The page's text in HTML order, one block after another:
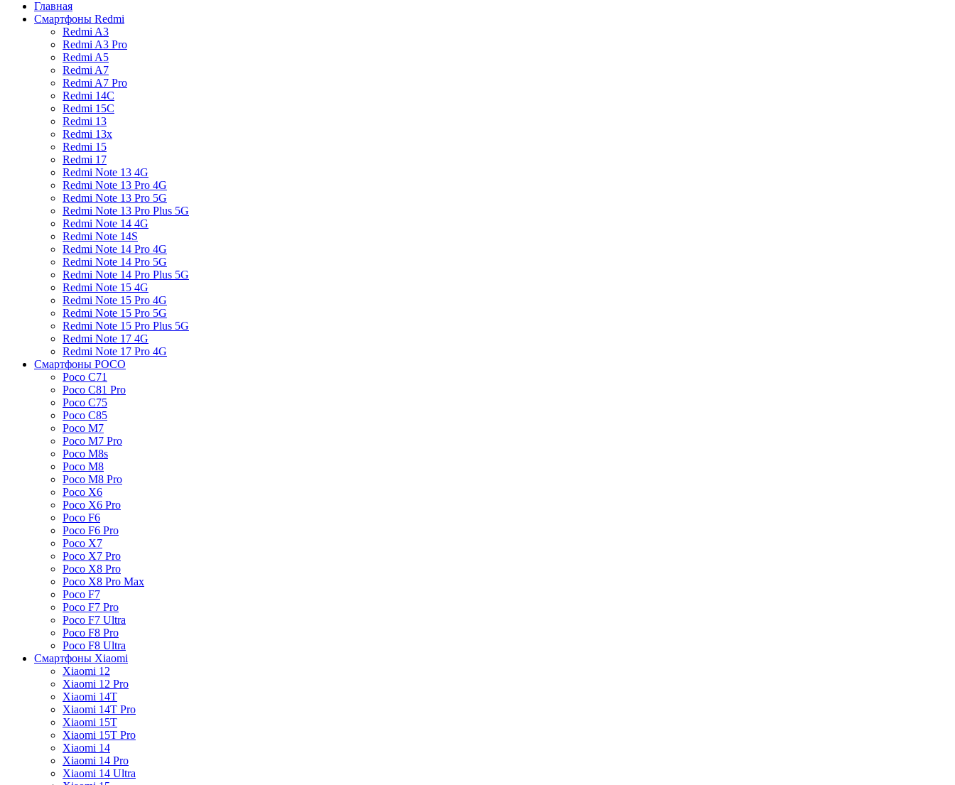
Главная
Смартфоны Redmi
Redmi A3
Redmi A3 Pro
Redmi A5
Redmi A7
Redmi A7 Pro
Redmi 14C
Redmi 15C
Redmi 13
Redmi 13x
Redmi 15
Redmi 17
Redmi Note 13 4G
Redmi Note 13 Pro 4G
Redmi Note 13 Pro 5G
Redmi Note 13 Pro Plus 5G
Redmi Note 14 4G
Redmi Note 14S
Redmi Note 14 Pro 4G
Redmi Note 14 Pro 5G
Redmi Note 14 Pro Plus 5G
Redmi Note 15 4G
Redmi Note 15 Pro 4G
Redmi Note 15 Pro 5G
Redmi Note 15 Pro Plus 5G
Redmi Note 17 4G
Redmi Note 17 Pro 4G
Смартфоны POCO
Poco C71
Poco C81 Pro
Poco C75
Poco C85
Poco M7
Poco M7 Pro
Poco M8s
Poco M8
Poco M8 Pro
Poco X6
Poco X6 Pro
Poco F6
Poco F6 Pro
Poco X7
Poco X7 Pro
Poco X8 Pro
Poco X8 Pro Max
Poco F7
Poco F7 Pro
Poco F7 Ultra
Poco F8 Pro
Poco F8 Ultra
Смартфоны Xiaomi
Xiaomi 12
Xiaomi 12 Pro
Xiaomi 14T
Xiaomi 14T Pro
Xiaomi 15T
Xiaomi 15T Pro
Xiaomi 14
Xiaomi 14 Pro
Xiaomi 14 Ultra